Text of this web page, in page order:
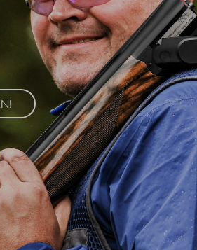
in Deutschland ausgetragen wird. Der
aller Klassen die Möglichkeit, ihre
Wettkampf unter Beweis zu stellen.